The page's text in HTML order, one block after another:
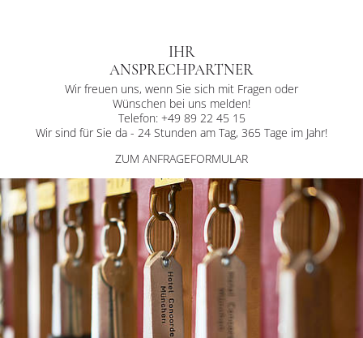
IHR
ANSPRECHPARTNER
Wir freuen uns, wenn Sie sich mit Fragen oder
Wünschen bei uns melden!
Telefon: +49 89 22 45 15
Wir sind für Sie da - 24 Stunden am Tag, 365 Tage im Jahr!
ZUM ANFRAGEFORMULAR